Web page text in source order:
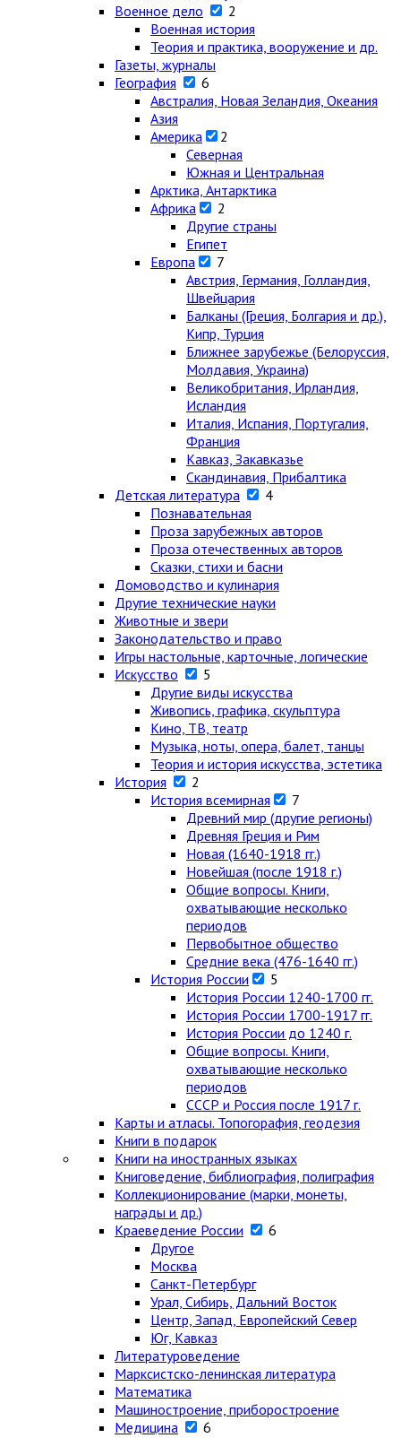
Военное дело
2
Военная история
Теория и практика, вооружение и др.
Газеты, журналы
География
6
Австралия, Новая Зеландия, Океания
Азия
Америка
2
Северная
Южная и Центральная
Арктика, Антарктика
Африка
2
Другие страны
Египет
Европа
7
Австрия, Германия, Голландия,
Швейцария
Балканы (Греция, Болгария и др.),
Кипр, Турция
Ближнее зарубежье (Белоруссия,
Молдавия, Украина)
Великобритания, Ирландия,
Исландия
Италия, Испания, Португалия,
Франция
Кавказ, Закавказье
Скандинавия, Прибалтика
Детская литература
4
Познавательная
Проза зарубежных авторов
Проза отечественных авторов
Сказки, стихи и басни
Домоводство и кулинария
Другие технические науки
Животные и звери
Законодательство и право
Игры настольные, карточные, логические
Искусство
5
Другие виды искусства
Живопись, графика, скульптура
Кино, ТВ, театр
Музыка, ноты, опера, балет, танцы
Теория и история искусства, эстетика
История
2
История всемирная
7
Древний мир (другие регионы)
Древняя Греция и Рим
Новая (1640-1918 гг.)
Новейшая (после 1918 г.)
Общие вопросы. Книги,
охватывающие несколько
периодов
Первобытное общество
Средние века (476-1640 гг.)
История России
5
История России 1240-1700 гг.
История России 1700-1917 гг.
История России до 1240 г.
Общие вопросы. Книги,
охватывающие несколько
периодов
СССР и Россия после 1917 г.
Карты и атласы. Топогорафия, геодезия
Книги в подарок
Книги на иностранных языках
Книговедение, библиография, полиграфия
Коллекционирование (марки, монеты,
награды и др.)
Краеведение России
6
Другое
Москва
Санкт-Петербург
Урал, Сибирь, Дальний Восток
Центр, Запад, Европейский Север
Юг, Кавказ
Литературоведение
Марксистско-ленинская литература
Математика
Машиностроение, приборостроение
Медицина
6